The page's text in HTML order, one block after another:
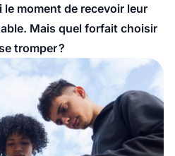
le moment de recevoir leur
Mais quel forfait choisir
tromper ?